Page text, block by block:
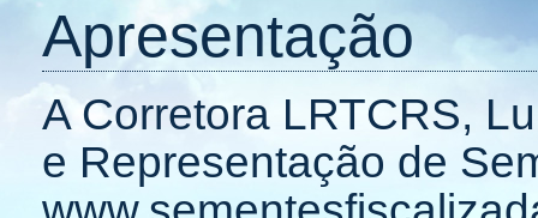
Apresentação
A Corretora LRTCRS,
e Representação de